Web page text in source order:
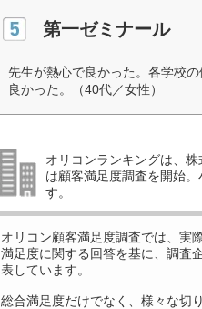
第一ゼミナール
先生が熱心で良かった。各学校
良かった。（40代／女性）
オリコンランキングは、
は顧客満足度調査を開始
す。
オリコン顧客満足度調査では、実
満足度に関する回答を基に、調査
表しています。
総合満足度だけでなく、様々な切